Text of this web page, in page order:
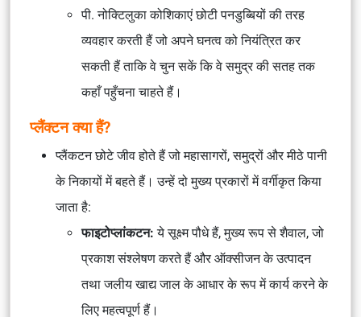
पी. नोक्टिलुका कोशिकाएं छोटी पनडुब्बियों की तरह
व्यवहार करती हैं जो अपने घनत्व को नियंत्रित कर
सकती हैं ताकि वे चुन सकें कि वे समुद्र की सतह तक
कहाँ पहुँचना चाहते हैं।
प्लैंक्टन क्या हैं?
प्लैंकटन छोटे जीव होते हैं जो महासागरों, समुद्रों और मीठे पानी
के निकायों में बहते हैं। उन्हें दो मुख्य प्रकारों में वर्गीकृत किया
जाता है:
फाइटोप्लांकटन: ये सूक्ष्म पौधे हैं, मुख्य रूप से शैवाल, जो
प्रकाश संश्लेषण करते हैं और ऑक्सीजन के उत्पादन
तथा जलीय खाद्य जाल के आधार के रूप में कार्य करने के
लिए महत्वपूर्ण हैं।